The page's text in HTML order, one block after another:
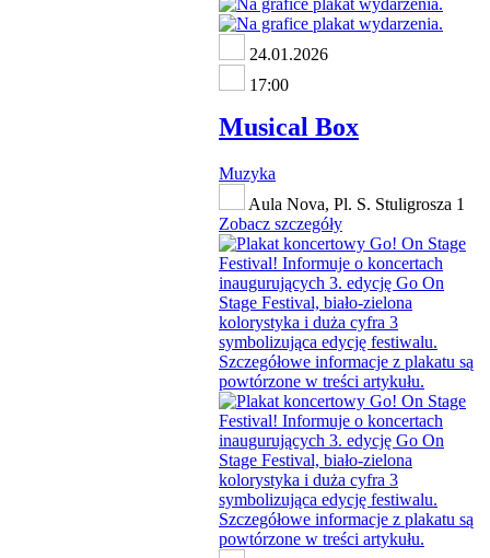
24.01.2026
17:00
Musical Box
Muzyka
Aula Nova, Pl. S. Stuligrosza 1
Zobacz szczegóły